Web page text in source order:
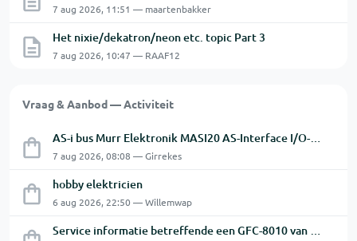
7 aug 2026, 11:51 — maartenbakker
Het nixie/dekatron/neon etc. topic Part 3
7 aug 2026, 10:47 — RAAF12
Vraag & Aanbod — Activiteit
AS-i bus Murr Elektronik MASI20 AS-Interface I/O-module 56440
7 aug 2026, 08:08 — Girrekes
hobby elektricien
6 aug 2026, 22:50 — Willemwap
Service informatie betreffende een GFC-8010 van GW